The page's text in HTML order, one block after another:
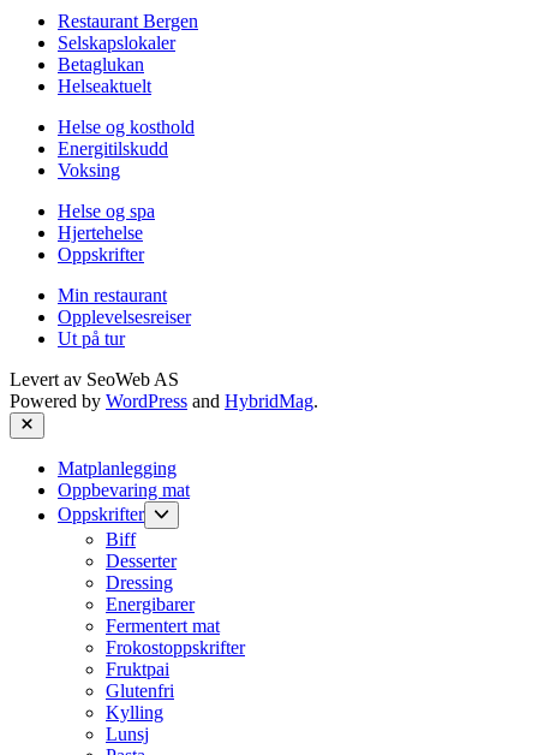
Restaurant Bergen
Selskapslokaler
Betaglukan
Helseaktuelt
Helse og kosthold
Energitilskudd
Voksing
Helse og spa
Hjertehelse
Oppskrifter
Min restaurant
Opplevelsesreiser
Ut på tur
Levert av SeoWeb AS
Powered by WordPress and HybridMag.
Close
Matplanlegging
Oppbevaring mat
Oppskrifter
Show
sub
Biff
Desserter
Dressing
Energibarer
Fermentert mat
Frokostoppskrifter
Fruktpai
Glutenfri
Kylling
Lunsj